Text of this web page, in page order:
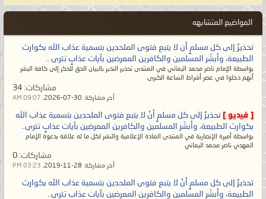
المواضيع المتشابهه
تحذيرٌ إلى كل مسلمٍ أن لا يتبع فتوى الملحدين بتسمية عذاب الله بكوارث
الطبيعة، وأبشّر المسلمين والكافرين المعرضين بآيات عذابٍ تترى ..
بواسطة الإمام ناصر محمد اليماني في المنتدى تحذير النذير بالبيان الحق للذكر إلى كافة البشر
أنهم دخلوا في عصر أشراط الساعة الكبرى
مشاركات:
آخر مشاركة: 09:07 AM
[ فيديو ] تحذيرٌ إلى كل مسلمٍ أنْ لا يتبع فتوى الملحدين بتسمية عذاب الله
بكوارث الطبيعة، وأبشّر المسلمين والكافرين المعرضين بآيات عذابٍ تترى..
بواسطة أميرة الإنصارية في المنتدى المادة الإعلامية والنشر لكل ما له علاقة بدعوة الإمام
المهدي ناصر محمد اليماني
مشاركات:
آخر مشاركة: 03:23 PM
تحذيرٌ إلى كل مسلمٍ أنْ لا يتبع فتوى الملحدين بتسمية عذاب الله بكوارث
الطبيعة، وأبشّر المسلمين والكافرين المعرضين بآيات عذابٍ تترى..